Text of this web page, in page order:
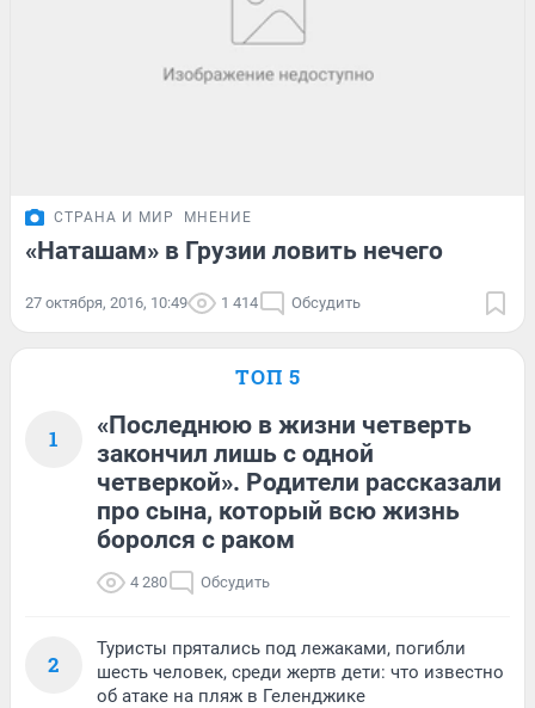
СТРАНА И МИР МНЕНИЕ
«Наташам» в Грузии ловить нечего
27 октября, 2016, 10:49 1 414 Обсудить
ТОП 5
1
«Последнюю в жизни четверть
закончил лишь с одной
четверкой». Родители рассказали
про сына, который всю жизнь
боролся с раком
4 280 Обсудить
2
Туристы прятались под лежаками, погибли
шесть человек, среди жертв дети: что известно
об атаке на пляж в Геленджике